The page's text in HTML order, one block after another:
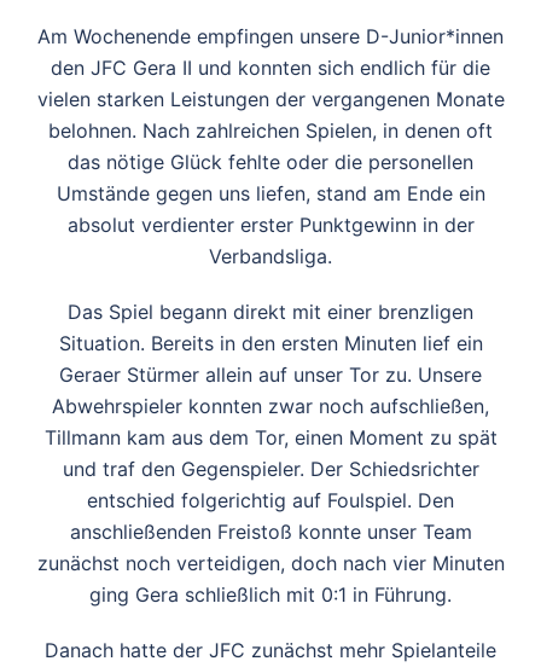
Am Wochenende empfingen unsere D-Junior*innen
den JFC Gera II und konnten sich endlich für die
vielen starken Leistungen der vergangenen Monate
belohnen. Nach zahlreichen Spielen, in denen oft
das nötige Glück fehlte oder die personellen
Umstände gegen uns liefen, stand am Ende ein
absolut verdienter erster Punktgewinn in der
Verbandsliga.
Das Spiel begann direkt mit einer brenzligen
Situation. Bereits in den ersten Minuten lief ein
Geraer Stürmer allein auf unser Tor zu. Unsere
Abwehrspieler konnten zwar noch aufschließen,
Tillmann kam aus dem Tor, einen Moment zu spät
und traf den Gegenspieler. Der Schiedsrichter
entschied folgerichtig auf Foulspiel. Den
anschließenden Freistoß konnte unser Team
zunächst noch verteidigen, doch nach vier Minuten
ging Gera schließlich mit 0:1 in Führung.
Danach hatte der JFC zunächst mehr Spielanteile